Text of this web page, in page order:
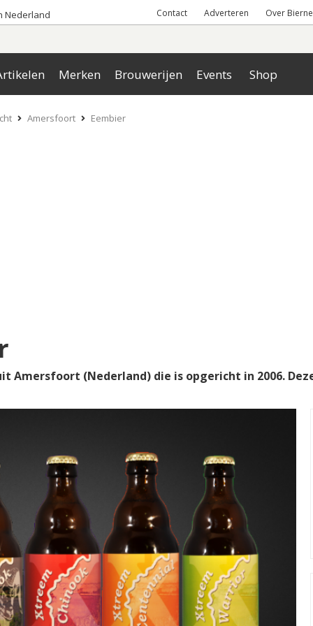
Nederland Contact Adverteren Over
Merken Brouwerijen Events Shop
Amersfoort Eembier
Amersfoort (Nederland) die is opgericht in 2006.